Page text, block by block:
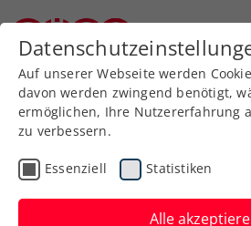
Zurück zur Newsübersicht
Turniere
Heimsieg von
Auf unserer Webseite werden
davon werden zwingend benötigt,
ermöglichen, Ihre Nutzererfahrung
zu verbessern.
Essenziell Statistiken
Alle